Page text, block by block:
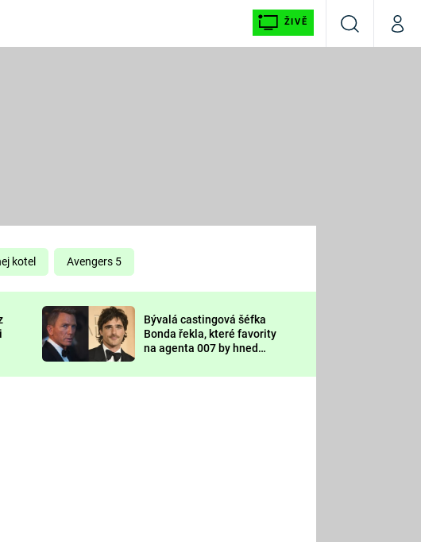
ŽIVĚ
VyhledáváníMůj
Prima LAJK
Sledujte nás
kotel Avengers 5
Bývalá castingová šéfka
Bonda řekla, které favority
na agenta 007 by hned